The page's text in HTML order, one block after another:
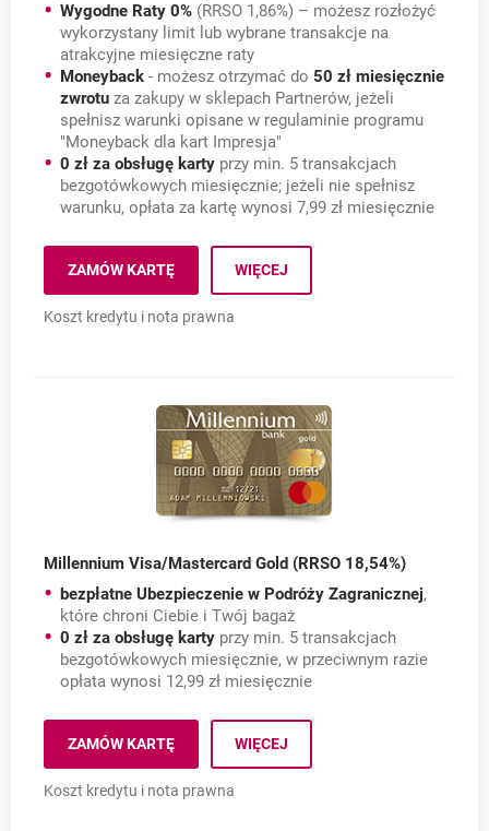
Wygodne Raty 0% (RRSO 1,86%) – możesz rozłożyć
wykorzystany limit lub wybrane transakcje na
atrakcyjne miesięczne raty
Moneyback - możesz otrzymać do 50 zł miesięcznie
zwrotu za zakupy w sklepach Partnerów, jeżeli
spełnisz warunki opisane w regulaminie programu
"Moneyback dla kart Impresja"
0 zł za obsługę karty przy min. 5 transakcjach
bezgotówkowych miesięcznie; jeżeli nie spełnisz
warunku, opłata za kartę wynosi 7,99 zł miesięcznie
ZAMÓW KARTĘMILLENNIUM IMPRESJA (RRSO 18,28%)
OTWIERA SIĘ W NOWEJ KARCIE
WIĘCEJ
Koszt kredytu i nota prawna
Millennium Visa/Mastercard Gold (RRSO 18,54%)
bezpłatne Ubezpieczenie w Podróży Zagranicznej,
które chroni Ciebie i Twój bagaż
0 zł za obsługę karty przy min. 5 transakcjach
bezgotówkowych miesięcznie, w przeciwnym razie
opłata wynosi 12,99 zł miesięcznie
ZAMÓW KARTĘMILLENNIUM VISA/MASTERCARD GOLD (RRSO
OTWIERA SIĘ W NOWEJ KARCIE
WIĘCEJ
Koszt kredytu i nota prawna